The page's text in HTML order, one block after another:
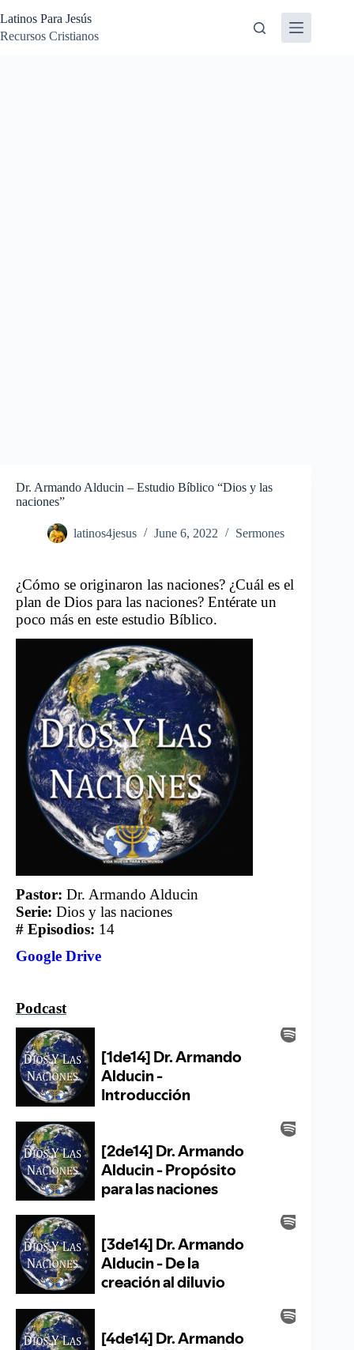
to
content
Latinos Para Jesús
Recursos Cristianos
Dr. Armando Alducin – Estudio Bíblico “Dios y las
naciones”
latinos4jesus June 6, 2022 Sermones
¿Cómo se originaron las naciones? ¿Cuál es el
plan de Dios para las naciones? Entérate un
poco más en este estudio Bíblico.
Pastor: Dr. Armando Alducin
Serie: Dios y las naciones
# Episodios: 14
Google Drive
Podcast